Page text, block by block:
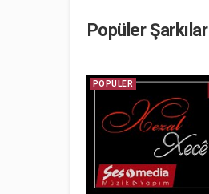
Popüler Şarkılar
POPÜLER